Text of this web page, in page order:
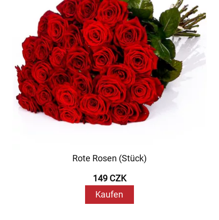
Rote Rosen (Stück)
149 CZK
Kaufen